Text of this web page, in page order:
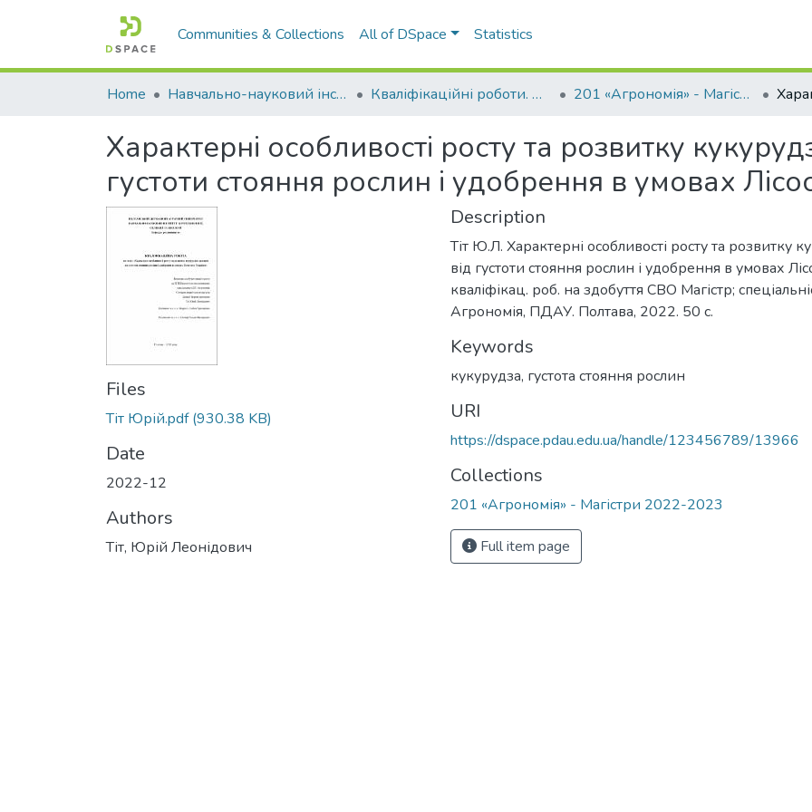
Communities & Collections All of DSpace Statistics
Home Навчально-науковий інститут агротехнологій, селекції та екології Кваліфікаційні роботи. ННІ агротехнологій, селекції та екології 201 «Агрономія» - Магістри 2022-2023
Характерні особливості росту та розвитку
густоти стояння рослин і удобрення в умовах
Files
Тіт Юрій.pdf(930.38 KB)
Date
2022-12
Authors
Тіт, Юрій Леонідович
Description
Тіт Ю.Л. Характерні особливості росту та розвитку
від густоти стояння рослин і удобрення в умовах
кваліфікац. роб. на здобуття СВО Магістр;
Агрономія, ПДАУ. Полтава, 2022. 50 с.
Keywords
кукурудза, густота стояння рослин
URI
https://dspace.pdau.edu.ua/handle/123456789/13966
Collections
201 «Агрономія» - Магістри 2022-2023
Full item page